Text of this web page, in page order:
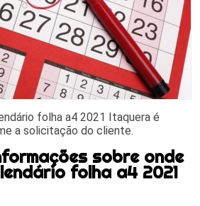
folha a4 2021 Itaquera é
a solicitação do cliente.
sobre onde
folha a4 2021